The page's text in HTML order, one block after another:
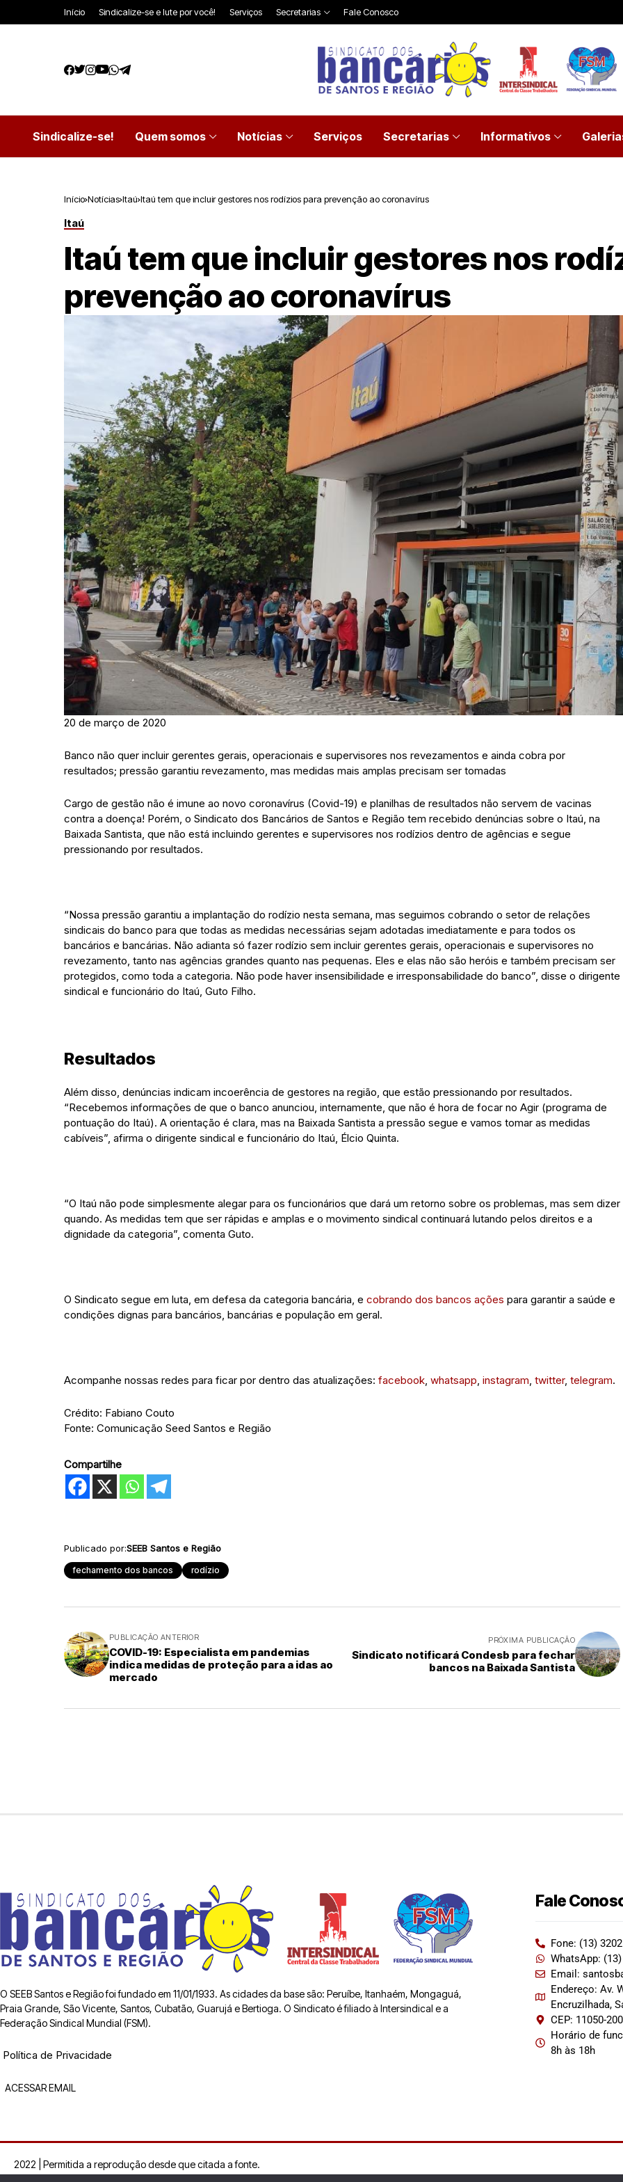
Início Sindicalize-se e lute por você! Serviços Secretarias Fale Conosco
Sindicalize-se! Quem somos Notícias Serviços Secretarias Informativos
Início Notícias Itaú Itaú tem que incluir gestores nos rodízios para prevenção ao coronavírus
Itaú
Itaú tem que incluir gestores nos
prevenção ao coronavírus
20 de março de 2020
Banco não quer incluir gerentes gerais, operacionais e supervisores nos revezamentos e ainda cobra por
resultados; pressão garantiu revezamento, mas medidas mais amplas precisam ser tomadas
Cargo de gestão não é imune ao novo coronavírus (Covid-19) e planilhas de resultados não servem de vacinas
contra a doença! Porém, o Sindicato dos Bancários de Santos e Região tem recebido denúncias sobre o Itaú, na
Baixada Santista, que não está incluindo gerentes e supervisores nos rodízios dentro de agências e segue
pressionando por resultados.
“Nossa pressão garantiu a implantação do rodízio nesta semana, mas seguimos cobrando o setor de relações
sindicais do banco para que todas as medidas necessárias sejam adotadas imediatamente e para todos os
bancários e bancárias. Não adianta só fazer rodízio sem incluir gerentes gerais, operacionais e supervisores no
revezamento, tanto nas agências grandes quanto nas pequenas. Eles e elas não são heróis e também precisam ser
protegidos, como toda a categoria. Não pode haver insensibilidade e irresponsabilidade do banco”, disse o dirigente
sindical e funcionário do Itaú, Guto Filho.
Resultados
Além disso, denúncias indicam incoerência de gestores na região, que estão pressionando por resultados.
“Recebemos informações de que o banco anunciou, internamente, que não é hora de focar no Agir (programa de
pontuação do Itaú). A orientação é clara, mas na Baixada Santista a pressão segue e vamos tomar as medidas
cabíveis”, afirma o dirigente sindical e funcionário do Itaú, Élcio Quinta.
“O Itaú não pode simplesmente alegar para os funcionários que dará um retorno sobre os problemas, mas sem dizer
quando. As medidas tem que ser rápidas e amplas e o movimento sindical continuará lutando pelos direitos e a
dignidade da categoria”, comenta Guto.
O Sindicato segue em luta, em defesa da categoria bancária, e cobrando dos bancos ações para garantir a saúde e
condições dignas para bancários, bancárias e população em geral.
Acompanhe nossas redes para ficar por dentro das atualizações: facebook whatsapp instagram twitter, telegram.
Crédito: Fabiano Couto
Fonte: Comunicação Seed Santos e Região
Compartilhe
Publicado por:SEEB Santos e Região
fechamento dos bancos rodízio
PUBLICAÇÃO ANTERIOR
COVID-19: Especialista em pandemias
indica medidas de proteção para a idas ao
mercado
PRÓXIMA PUBLICAÇÃO
Sindicato notificará Condesb para fechar
bancos na Baixada Santista
O SEEB Santos e Região foi fundado em 11/01/1933. As cidades da base são: Peruíbe, Itanhaém, Mongaguá,
Praia Grande, São Vicente, Santos, Cubatão, Guarujá e Bertioga. O Sindicato é filiado à Intersindical e a
Federação Sindical Mundial (FSM).
Política de Privacidade
ACESSAR EMAIL
Fale
Fone: (13)
WhatsApp:
Email:
Endereço: Av.
Encruzilhada,
CEP: 11050-200
Horário de
8h às 18h
2022 | Permitida a reprodução desde que citada a fonte.